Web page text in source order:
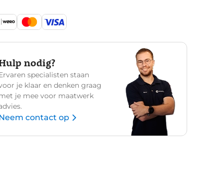
nodig?
specialisten staan
je klaar en denken graag
je mee voor maatwerk
contact op